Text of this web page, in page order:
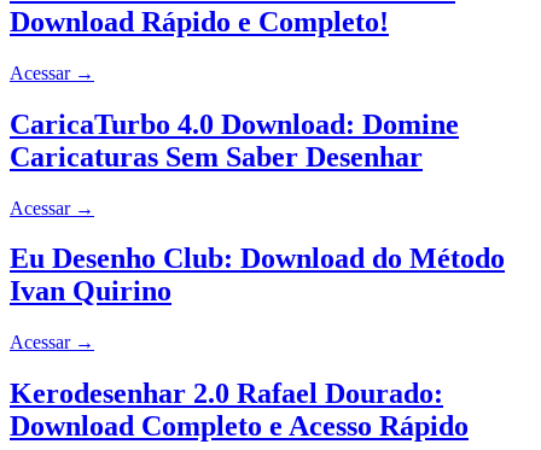
Download Rápido e Completo!
Acessar →
CaricaTurbo 4.0 Download: Domine
Caricaturas Sem Saber Desenhar
Acessar →
Eu Desenho Club: Download do Método
Ivan Quirino
Acessar →
Kerodesenhar 2.0 Rafael Dourado:
Download Completo e Acesso Rápido